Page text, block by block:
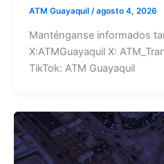
ATM Guayaquil /agosto 4, 2026
Manténganse informados
X:ATMGuayaquil X:
TikTok: ATM Guayaquil